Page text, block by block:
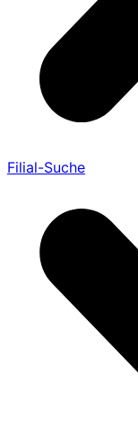
Filial-Suche